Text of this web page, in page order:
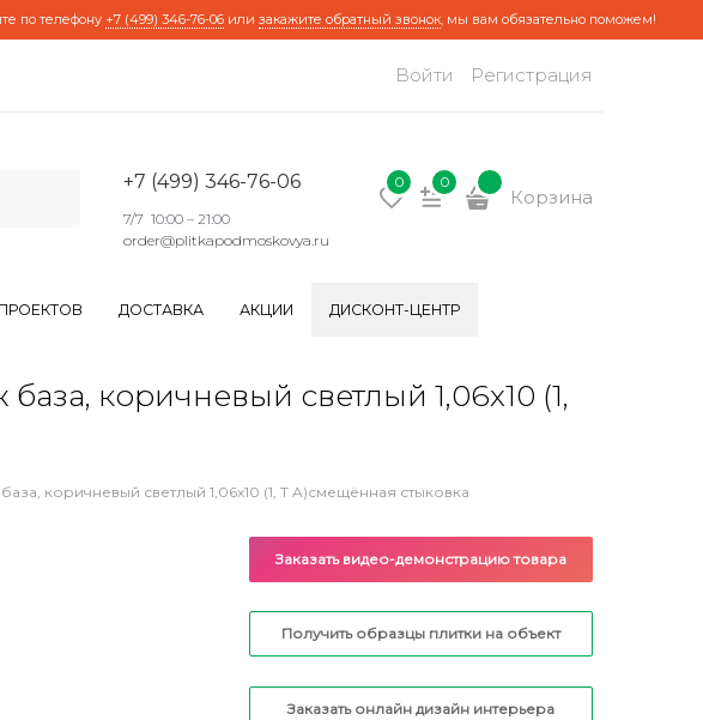
по телефону +7 (499) 346-76-06 или закажите обратный звонок, мы вам обязательно поможем!
Войти Регистрация
+7 (499) 346-76-06
7/7 10:00 – 21:00
order@plitkapodmoskovya.ru
0 0
Корзина
ДОСТАВКА АКЦИИ ДИСКОНТ-ЦЕНТР
коричневый светлый 1,06х10 (1,
коричневый светлый 1,06х10 (1, Т A)смещённая стыковка
Заказать видео-демонстрацию товара
Получить образцы плитки на объект
Заказать онлайн дизайн интерьера